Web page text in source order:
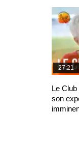
27:21
Le
son